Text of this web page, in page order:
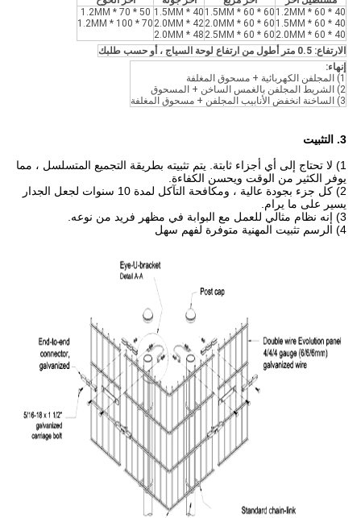
40 * 60 * 1.2MM
40 * 60 * 1.5MM
40 * 60 * 2.0MM
60 * 60 * 1.5MM
60 * 60 * 2.0MM
60 * 60 * 2.5MM
40 * 1.5MM
42 * 2.0MM
48 * 2.0MM
50 * 70 * 1.2MM
70 * 100 * 1.2MM
الارتفاع: 0.5 متر أطول من ارتفاع لوحة السياج ، أو حسب طلبك
إنهاء:
1) المجلفن الكهربائية + مسحوق المغلفة
2) الشريط المجلفن بالغمس الساخن + المسحوق
3) الساخنة انخفض الأنابيب المجلفن + مسحوق المغلفة
3. التثبيت
1) لا تحتاج إلى أي أجزاء ثابتة. يتم تثبيته بطريقة التجميع المتسلسل ، مما
يوفر الكثير من الوقت ويحسن الكفاءة.
2) كل جزء بجودة عالية ، ومكافحة التآكل لمدة 10 سنوات لجعل الجدار
يسير على ما يرام.
3) إنه نظام مثالي للعمل مع البوابة في مظهر فريد من نوعه.
4) الرسم تثبيت المهنية متوفرة لفهم سهل